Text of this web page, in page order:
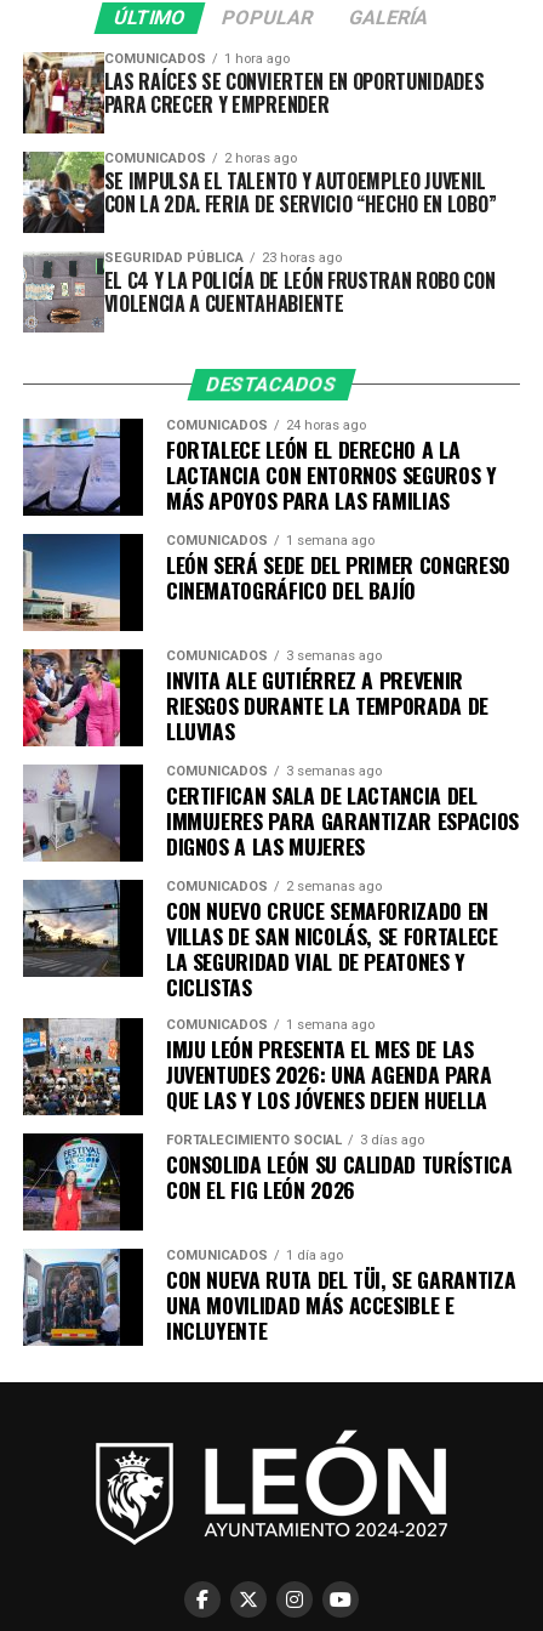
inversión hasta alcanzar 1 millón 22 mil 324 pesos.
La edición 2026 superó los resultados obtenidos en
2025, cuando fueron recibidos 3 mil 607 artículos, lo
que representa una mayor participación ciudadana en
esta estrategia de prevención.
En la revisión, avalúo y destrucción de los artículos
entregados participó personal de la Secretaría de la
Defensa Nacional, como parte de la coordinación
establecida para el desarrollo de esta campaña.
Resultado semanal de aseguramientos; del 26 de julio al
• 8 armas de fuego
• 1 mil 612 dosis de droga
• 23 vehículos recuperados
• 339 personas detenidas por la comisión de delitos
• 142 detenidos por conducir en estado de ebriedad
La Secretaría de Seguridad, Prevención y Protección
Ciudadana reconoce a cada leones que decidió participar
en el programa y contribuir, desde su hogar, a retirar
armas y otros objetos que pueden poner en riesgo a las
familias.
ÚLTIMO POPULAR GALERÍA
COMUNICADOS 1 hora ago
LAS RAÍCES SE CONVIERTEN EN OPORTUNIDADES
PARA CRECER Y EMPRENDER
COMUNICADOS 2 horas ago
SE IMPULSA EL TALENTO Y AUTOEMPLEO JUVENIL
CON LA 2DA. FERIA DE SERVICIO “HECHO EN LOBO”
SEGURIDAD PÚBLICA 23 horas ago
EL C4 Y LA POLICÍA DE LEÓN FRUSTRAN ROBO CON
VIOLENCIA A CUENTAHABIENTE
DESTACADOS
COMUNICADOS 24 horas ago
FORTALECE LEÓN EL DERECHO A LA
LACTANCIA CON ENTORNOS SEGUROS Y
MÁS APOYOS PARA LAS FAMILIAS
COMUNICADOS 1 semana ago
LEÓN SERÁ SEDE DEL PRIMER CONGRESO
CINEMATOGRÁFICO DEL BAJÍO
COMUNICADOS 3 semanas ago
INVITA ALE GUTIÉRREZ A PREVENIR
RIESGOS DURANTE LA TEMPORADA DE
LLUVIAS
COMUNICADOS 3 semanas ago
CERTIFICAN SALA DE LACTANCIA DEL
IMMUJERES PARA GARANTIZAR ESPACIOS
DIGNOS A LAS MUJERES
COMUNICADOS 2 semanas ago
CON NUEVO CRUCE SEMAFORIZADO EN
VILLAS DE SAN NICOLÁS, SE FORTALECE
LA SEGURIDAD VIAL DE PEATONES Y
CICLISTAS
COMUNICADOS 1 semana ago
IMJU LEÓN PRESENTA EL MES DE LAS
JUVENTUDES 2026: UNA AGENDA PARA
QUE LAS Y LOS JÓVENES DEJEN HUELLA
FORTALECIMIENTO SOCIAL 3 días ago
CONSOLIDA LEÓN SU CALIDAD TURÍSTICA
CON EL FIG LEÓN 2026
COMUNICADOS 1 día ago
CON NUEVA RUTA DEL TÜI, SE GARANTIZA
UNA MOVILIDAD MÁS ACCESIBLE E
INCLUYENTE